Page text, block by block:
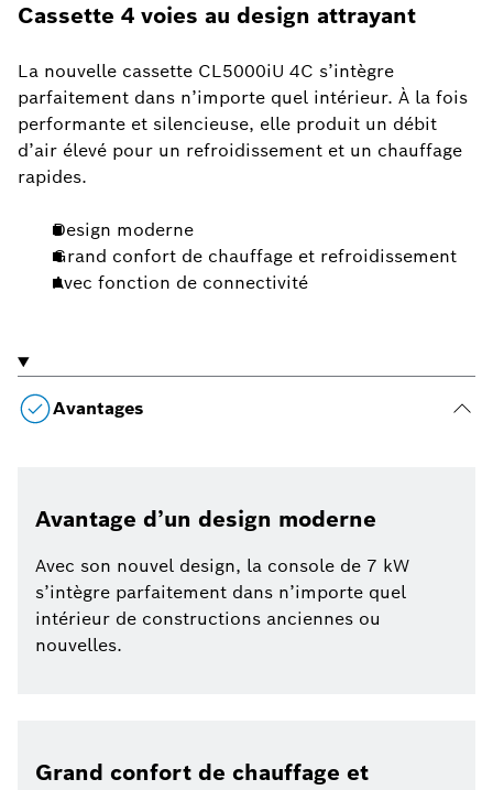
Cassette 4 voies au design attrayant
La nouvelle cassette CL5000iU 4C s’intègre
parfaitement dans n’importe quel intérieur. À la fois
performante et silencieuse, elle produit un débit
d’air élevé pour un refroidissement et un chauffage
rapides.
Design moderne
Grand confort de chauffage et refroidissement
Avec fonction de connectivité
Avantages
Avantage d’un design moderne
Avec son nouvel design, la console de 7 kW
s’intègre parfaitement dans n’importe quel
intérieur de constructions anciennes ou
nouvelles.
Grand confort de chauffage et